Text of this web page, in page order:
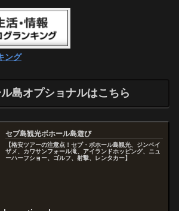
ング
島オプショナルはこちら
セブ島観光ボホール島遊び
【格安ツアーの注意点！セブ・ボホール島観光、ジンベイ
ザメ、カワサンフォール滝、アイランドホッピング、ニュ
ーハーフショー、ゴルフ、射撃、レンタカー】